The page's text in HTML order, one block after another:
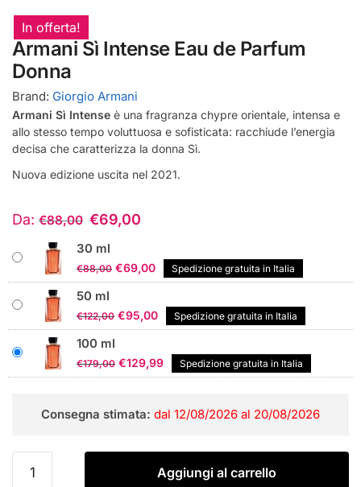
In offerta!
Armani Sì Intense Eau de Parfum
Donna
Brand: Giorgio Armani
Armani Sì Intense è una fragranza chypre orientale, intensa e
allo stesso tempo voluttuosa e sofisticata: racchiude l’energia
decisa che caratterizza la donna Sì.
Nuova edizione uscita nel 2021.
Da: €88,00 €69,00
30 ml
€88,00 Il
prezzo
era:
€69,00Il
prezzo
è:
Spedizione gratuita in Italia
50 ml
€122,00 Il
prezzo
era:
€95,00Il
prezzo
è:
Spedizione gratuita in Italia
100 ml
€179,00 Il
prezzo
era:
€129,99Il
prezzo
è:
Spedizione gratuita in Italia
Consegna stimata: dal 12/08/2026 al 20/08/2026
Aggiungi al carrello